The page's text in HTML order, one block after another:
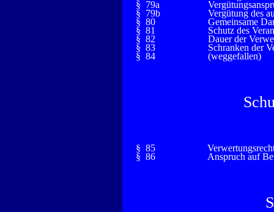
§ 79a
§ 79b
Vergütung des
§ 80
Gemeinsame
§ 81
Schutz des
§ 82
Dauer der
§ 83
Schranken der
§ 84
(weggefallen)
§ 85
§ 86
Anspruch auf